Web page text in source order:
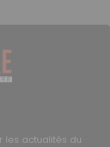
les actualités du